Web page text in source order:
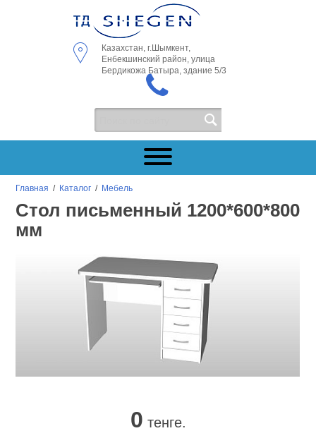
Казахстан, г.Шымкент,
Енбекшинский район, улица
Бердикожа Батыра, здание 5/3
Главная / Каталог / Мебель
Стол письменный 1200*600*800
мм
0 тенге.